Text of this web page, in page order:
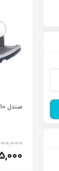
صندل QUECHUA NH110